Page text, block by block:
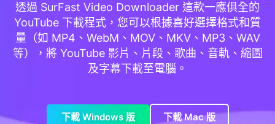
透過 SurFast Video Downloader 這款一應俱全的
YouTube 下載程式，您可以根據喜好選擇格式和質
量（如 MP4、WebM、MOV、MKV、MP3、WAV
等），將 YouTube 影片、片段、歌曲、音軌、縮圖
及字幕下載至電腦。
下載 Windows 版 下載 Mac 版